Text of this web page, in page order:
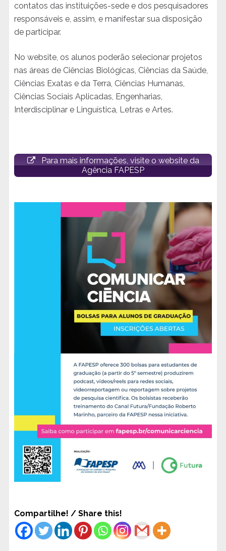
contatos das instituições-sede e dos pesquisadores
responsáveis e, assim, e manifestar sua disposição
de participar.
No website, os alunos poderão selecionar projetos
nas áreas de Ciências Biológicas, Ciências da Saúde,
Ciências Exatas e da Terra, Ciências Humanas,
Ciências Sociais Aplicadas, Engenharias,
Interdisciplinar e Linguística, Letras e Artes.
Para mais informações, visite o website da
Agência FAPESP
Compartilhe! / Share this!